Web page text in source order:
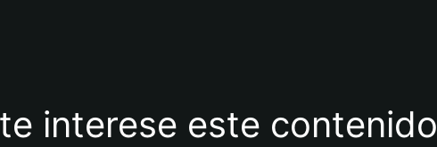
interese este contenido